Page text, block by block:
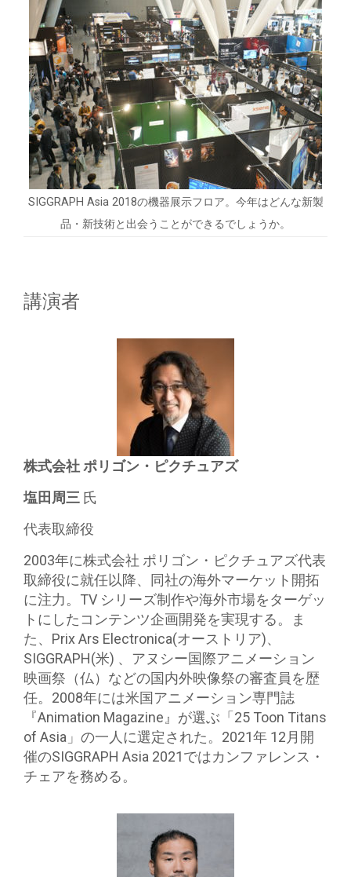
SIGGRAPH Asia 2018の機器展示フロア。今年はどんな新製
品・新技術と出会うことができるでしょうか。
講演者
株式会社 ポリゴン・ピクチュアズ
塩田周三 氏
代表取締役
2003年に株式会社 ポリゴン・ピクチュアズ代表
取締役に就任以降、同社の海外マーケット開拓
に注力。TV シリーズ制作や海外市場をターゲッ
トにしたコンテンツ企画開発を実現する。ま
た、Prix Ars Electronica(オーストリア)、
SIGGRAPH(米) 、アヌシー国際アニメーション
映画祭（仏）などの国内外映像祭の審査員を歴
任。2008年には米国アニメーション専門誌
『Animation Magazine』が選ぶ「25 Toon Titans
of Asia」の一人に選定された。2021年 12月開
催のSIGGRAPH Asia 2021ではカンファレンス・
チェアを務める。